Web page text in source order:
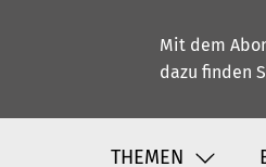
Mit dem
dazu finden
THEMEN